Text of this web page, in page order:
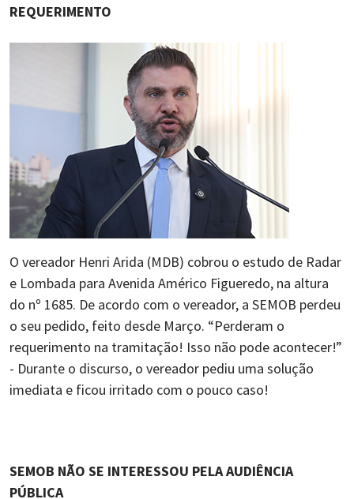
REQUERIMENTO
O vereador Henri Arida (MDB) cobrou o estudo de Radar
e Lombada para Avenida Américo Figueredo, na altura
do nº 1685. De acordo com o vereador, a SEMOB perdeu
o seu pedido, feito desde Março. “Perderam o
requerimento na tramitação! Isso não pode acontecer!”
- Durante o discurso, o vereador pediu uma solução
imediata e ficou irritado com o pouco caso!
SEMOB NÃO SE INTERESSOU PELA AUDIÊNCIA
PÚBLICA